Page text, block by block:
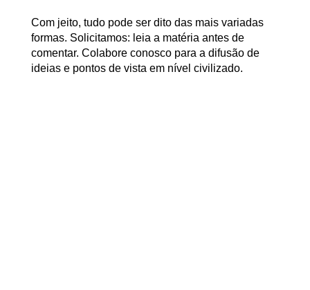
Com jeito, tudo pode ser dito das mais variadas
formas. Solicitamos: leia a matéria antes de
comentar. Colabore conosco para a difusão de
ideias e pontos de vista em nível civilizado.